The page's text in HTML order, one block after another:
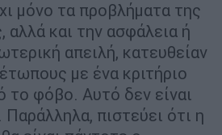
μόνο τα προβλήματα της
αλλά και την ασφάλεια ή
απειλή, κατευθείαν
με ένα κριτήριο
το φόβο. Αυτό δεν είναι
πιστεύει ότι η